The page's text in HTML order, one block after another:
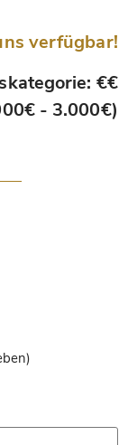
verfügbar!
€€
- 3.000€)